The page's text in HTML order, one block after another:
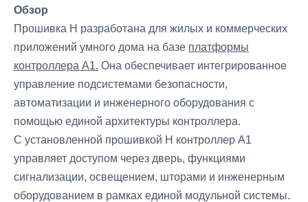
Обзор
Прошивка H разработана для жилых и коммерческих
приложений умного дома на базе платформы
контроллера A1. Она обеспечивает интегрированное
управление подсистемами безопасности,
автоматизации и инженерного оборудования с
помощью единой архитектуры контроллера.
С установленной прошивкой H контроллер A1
управляет доступом через дверь, функциями
сигнализации, освещением, шторами и инженерным
оборудованием в рамках единой модульной системы.